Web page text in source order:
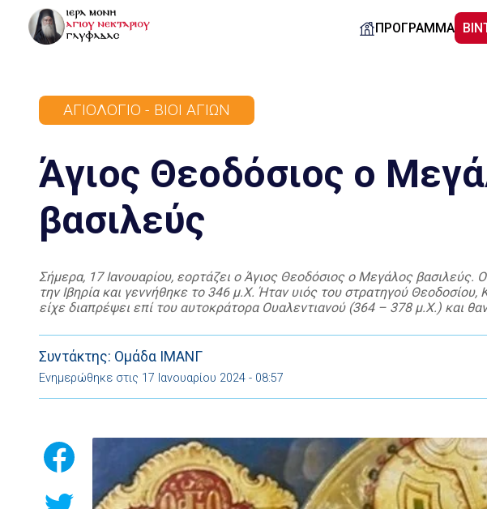
ΠΡΟΓΡΑΜΜΑ
ΑΓΙΟΛΌΓΙΟ - ΒΊΟΙ ΑΓΊΩΝ
Άγιος Θεοδόσιος ο
βασιλεύς
Σήμερα, 17 Ιανουαρίου, εορτάζει ο Άγιος Θεοδόσιος ο Μεγάλος
την Ιβηρία και γεννήθηκε το 346 μ.Χ. Ήταν υιός του στρατηγού
είχε διαπρέψει επί του αυτοκράτορα Ουαλεντιανού (364 – 378 μ.Χ.) και
Συντάκτης: Ομάδα ΙΜΑΝΓ
Ενημερώθηκε στις 17 Ιανουαρίου 2024 - 08:57